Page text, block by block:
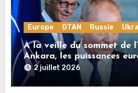
Europe OTAN Russie
À la veille du sommet de
Ankara, les puissances
poussent la guerre en
conflit direct avec la
2 juillet 2026